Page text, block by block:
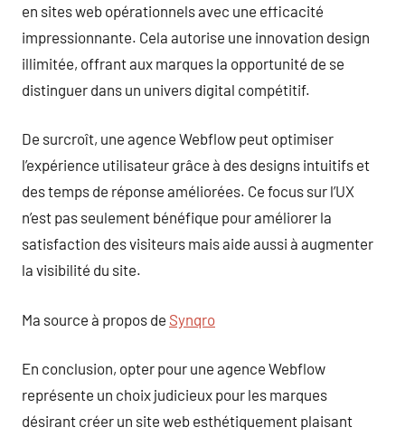
en sites web opérationnels avec une efficacité
impressionnante. Cela autorise une innovation design
illimitée, offrant aux marques la opportunité de se
distinguer dans un univers digital compétitif.
De surcroît, une agence Webflow peut optimiser
l’expérience utilisateur grâce à des designs intuitifs et
des temps de réponse améliorées. Ce focus sur l’UX
n’est pas seulement bénéfique pour améliorer la
satisfaction des visiteurs mais aide aussi à augmenter
la visibilité du site.
Ma source à propos de Synqro
En conclusion, opter pour une agence Webflow
représente un choix judicieux pour les marques
désirant créer un site web esthétiquement plaisant